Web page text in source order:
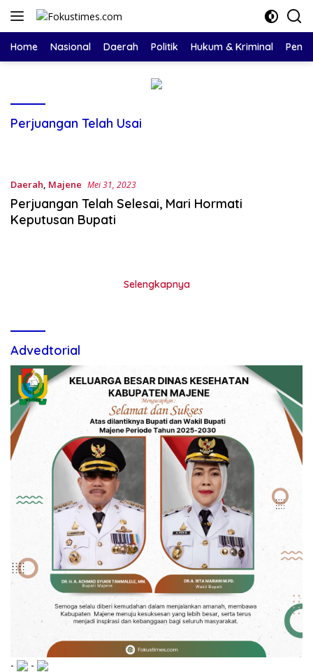
Langsung
Home Nasional Daerah Politik Hukum & Kriminal
Perjuangan Telah Usai
Daerah, Majene Mei 31, 2023
Perjuangan Telah Selesai, Mari Hormati
Keputusan Bupati
Selengkapnya
Advedtorial
- -